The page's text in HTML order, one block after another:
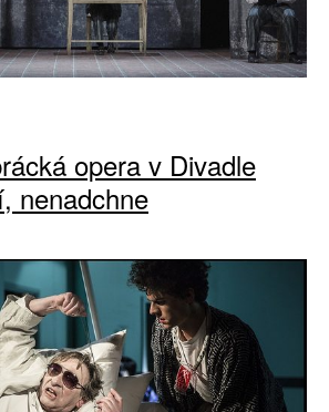
opera v Divadle
nenadchne